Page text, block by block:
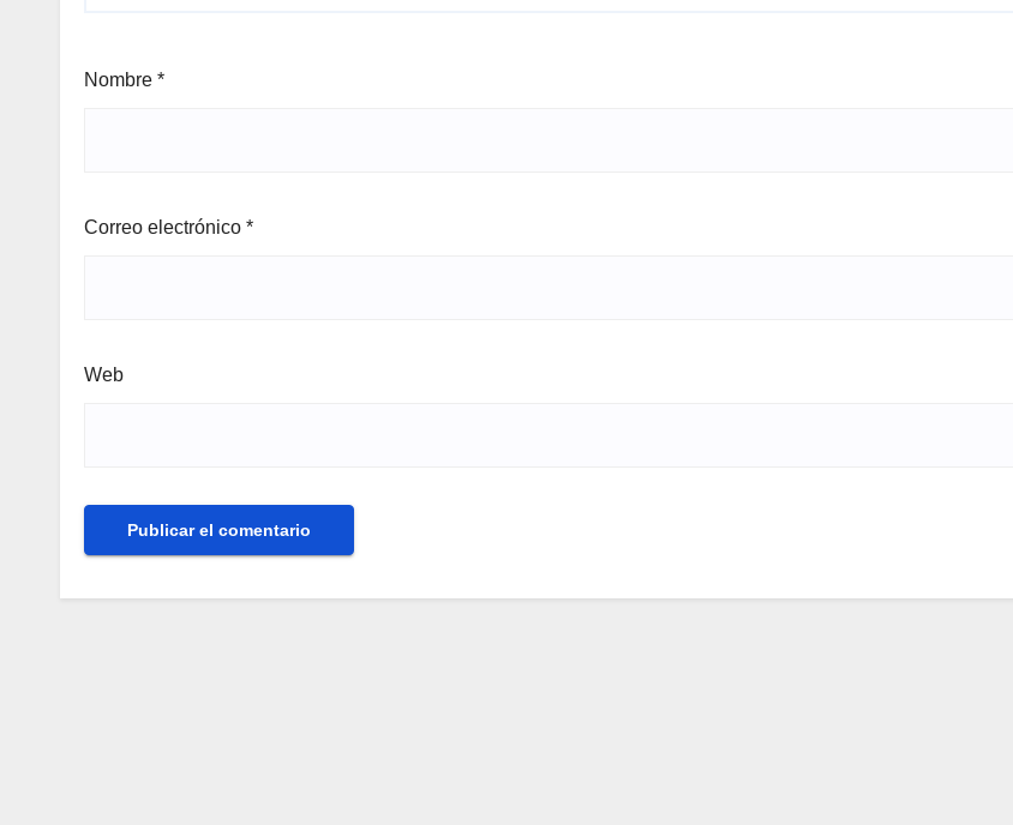
Nombre *
Correo electrónico *
Web